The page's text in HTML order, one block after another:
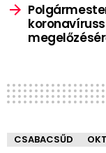
CSABACSŰD